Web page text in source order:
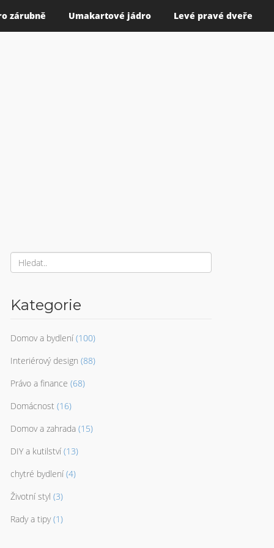
zárubně Umakartové jádro Levé pravé dveře
Kategorie
Domov a bydlení (100)
Interiérový design (88)
Právo a finance (68)
Domácnost (16)
Domov a zahrada (15)
DIY a kutilství (13)
chytré bydlení (4)
Životní styl (3)
Rady a tipy (1)